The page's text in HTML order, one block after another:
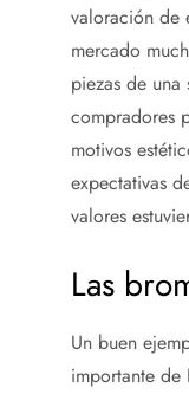
valoración de
mercado
piezas de
compradores
motivos
expectativas
valores
Las
Un buen
importante de